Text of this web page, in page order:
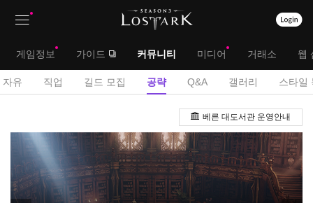
뉴
대
메
게임정보 가이드 커뮤니티 미디어 거래소 웹
서
메
뉴
자유 직업 길드 모집 공략 Q&A 갤러리 스타일
략
판
베른 대도서관 운영안내